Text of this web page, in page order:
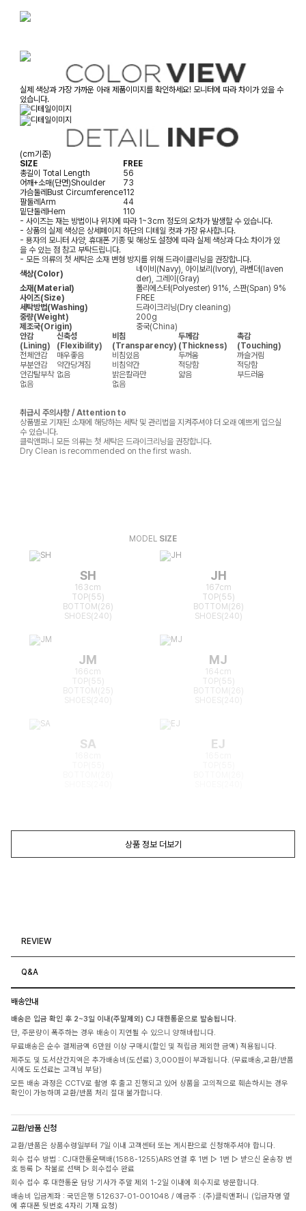
실제 색상과 가장 가까운 아래 제품이미지를 확인하세요! 모니터에 따라 차이가 있을 수
있습니다.
(cm기준)
SIZE
FREE
총길이 Total Length
56
어깨+소매(단면)Shoulder
73
가슴둘레Bust Circumference112
팔둘레Arm
44
밑단둘레Hem
110
- 사이즈는 재는 방법이나 위치에 따라 1~3cm 정도의 오차가 발생할 수 있습니다.
- 상품의 실제 색상은 상세페이지 하단의 디테일 컷과 가장 유사합니다.
- 용자의 모니터 사양, 휴대폰 기종 및 해상도 설정에 따라 실제 색상과 다소 차이가 있
을 수 있는 점 참고 부탁드립니다.
- 모든 의류의 첫 세탁은 소재 변형 방지를 위해 드라이클리닝을 권장합니다.
색상(Color)
네이비(Navy), 아이보리(Ivory), 라벤더(laven
der), 그레이(Gray)
소재(Material)
폴리에스터(Polyester) 91%, 스판(Span) 9%
사이즈(Size)
FREE
세탁방법(Washing)
드라이크리닝(Dry cleaning)
중량(Weight)
200g
제조국(Origin)
중국(China)
안감
(Lining)
신축성
(Flexibility)
비침
(Transparency)
두께감
(Thickness)
촉감
(Touching)
전체안감
매우좋음 비침있음 두꺼움
까슬거림
부분안감
약간당겨짐 비침약간 적당함
적당함
안감탈부착 없음 밝은칼라만 얇음
부드러움
없음
없음
취급시 주의사항 / Attention to
상품별로 기재된 소재에 해당하는 세탁 및 관리법을 지켜주셔야 더 오래 예쁘게 입으실
수 있습니다.
클릭앤퍼니 모든 의류는 첫 세탁은 드라이크리닝을 권장합니다.
Dry Clean is recommended on the first wash.
MODEL SIZE
SH
163cm
TOP(55)
BOTTOM(26)
SHOES(240)
JH
167cm
TOP(55)
BOTTOM(26)
SHOES(240)
JM
166cm
TOP(55)
BOTTOM(25)
MJ
164cm
TOP(55)
BOTTOM(26)
SA EJ
상품 정보 더보기
REVIEW
Q&A
배송안내
배송은 입금 확인 후 2~3일 이내(주말제외) CJ 대한통운으로 발송됩니다.
단, 주문량이 폭주하는 경우 배송이 지연될 수 있으니 양해바랍니다.
무료배송은 순수 결제금액 6만원 이상 구매시(할인 및 적립금 제외한 금액) 적용됩니다.
제주도 및 도서산간지역은 추가배송비(도선료) 3,000원이 부과됩니다. (무료배송,교환/반품
시에도 도선료는 고객님 부담)
모든 배송 과정은 CCTV로 촬영 후 출고 진행되고 있어 상품을 고의적으로 훼손하시는 경우
확인이 가능하며 교환/반품 처리 절대 불가합니다.
교환/반품 신청
교환/반품은 상품수령일부터 7일 이내 고객센터 또는 게시판으로 신청해주셔야 합니다.
회수 접수 방법 : CJ대한통운택배(1588-1255)ARS 연결 후 1번 ▷ 1번 ▷ 받으신 운송장 번
호 등록 ▷ 착불로 선택 ▷ 회수접수 완료
회수 접수 후 대한통운 담당 기사가 주말 제외 1-2일 이내에 회수지로 방문합니다.
배송비 입금계좌 : 국민은행 512637-01-001048 / 예금주 : (주)클릭앤퍼니 (입금자명 옆
에 휴대폰 뒷번호 4자리 기재 요청)